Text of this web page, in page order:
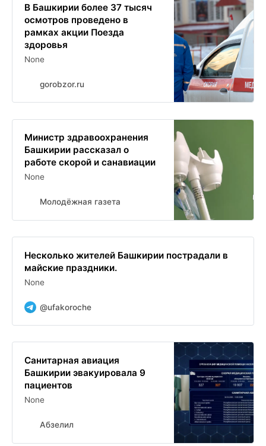
В Башкирии более 37 тысяч
осмотров проведено в
рамках акции Поезда
здоровья
None
gorobzor.ru
Министр здравоохранения
Башкирии рассказал о
работе скорой и санавиации
None
Молодёжная газета
Несколько жителей Башкирии пострадали в
майские праздники.
None
@ufakoroche
Санитарная авиация
Башкирии эвакуировала 9
пациентов
None
Абзелил